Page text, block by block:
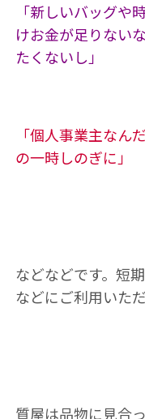
「新しいバッグや
けお金が足りない
たくないし」
「個人事業主なん
の一時しのぎに」
などなどです。短
などにご利用いた
質屋は品物に見合